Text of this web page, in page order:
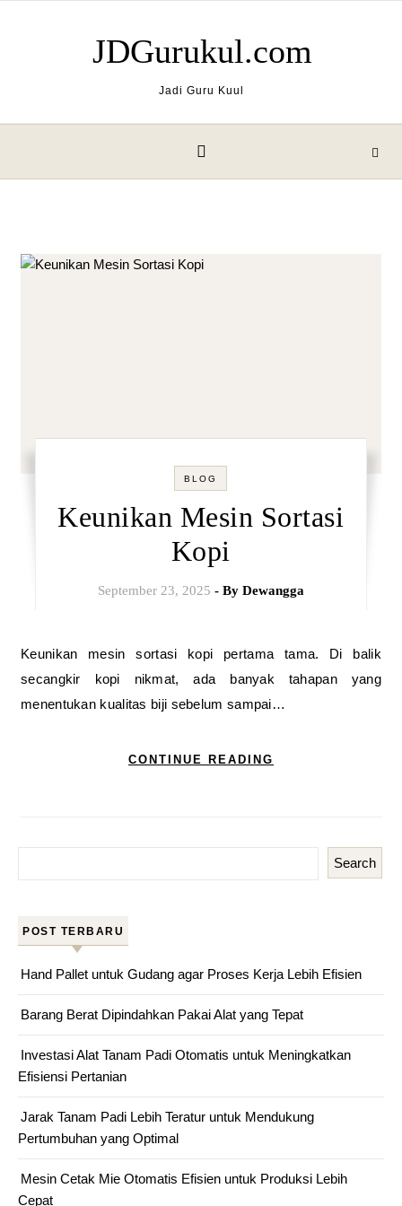
JDGurukul.com
Jadi Guru Kuul
BLOG
Keunikan Mesin Sortasi
Kopi
September 23, 2025 - By Dewangga
Keunikan mesin sortasi kopi pertama tama. Di balik
secangkir kopi nikmat, ada banyak tahapan yang
menentukan kualitas biji sebelum sampai…
CONTINUE READING
Search
POST TERBARU
Hand Pallet untuk Gudang agar Proses Kerja Lebih Efisien
Barang Berat Dipindahkan Pakai Alat yang Tepat
Investasi Alat Tanam Padi Otomatis untuk Meningkatkan
Efisiensi Pertanian
Jarak Tanam Padi Lebih Teratur untuk Mendukung
Pertumbuhan yang Optimal
Mesin Cetak Mie Otomatis Efisien untuk Produksi Lebih
Cepat